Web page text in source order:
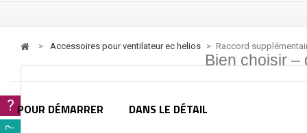
Bien choisir –
POUR DÉMARRER DANS LE DÉTAIL
> accessoires pour ventilateur ec helios > Raccord
?